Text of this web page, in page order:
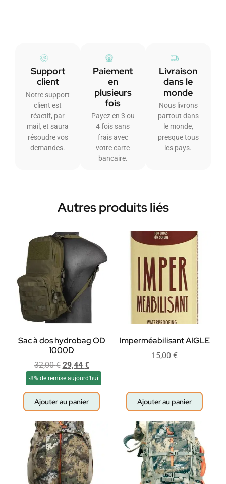
Support
client
Notre support
client est
réactif, par
mail, et saura
résoudre vos
demandes.
Paiement
en
plusieurs
fois
Payez en 3 ou
4 fois sans
frais avec
votre carte
bancaire.
Livraison
dans le
monde
Nous livrons
partout dans
le monde,
presque tous
les pays.
Autres produits liés
Sac à dos hydrobag OD
1000D
32,00€ 29,44 €
-8% de remise aujourd'hui
Ajouter au panier
Imperméabilisant AIGLE
15,00 €
Ajouter au panier